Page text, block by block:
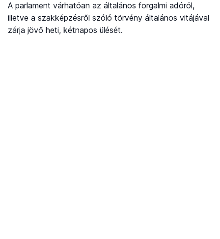
A parlament várhatóan az általános forgalmi adóról,
illetve a szakképzésről szóló törvény általános vitájával
zárja jövő heti, kétnapos ülését.